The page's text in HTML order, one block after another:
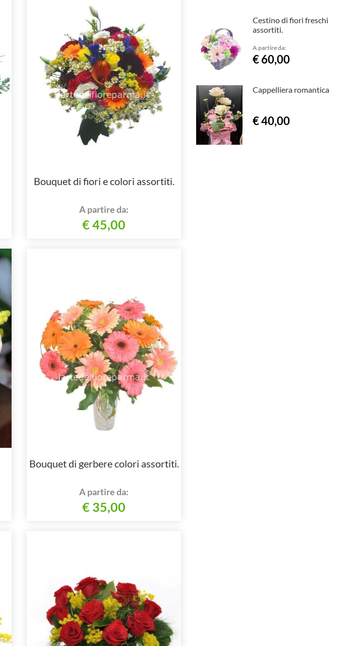
Bouquet di fiori e colori assortiti.
A partire da:
€ 45,00
Bouquet di gerbere colori assortiti.
A partire da:
€ 35,00
Cestino di fiori freschi
assortiti.
A partire da:
€ 60,00
Cappelliera romantica
€ 40,00